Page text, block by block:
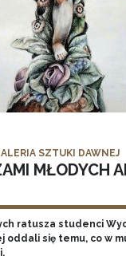
SZTUKI DAWNEJ
MŁODYCH
ratusza studenci
oddali się temu, co w